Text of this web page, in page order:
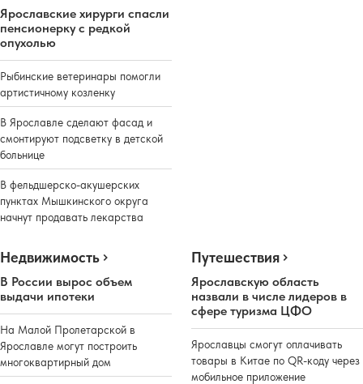
Ярославские хирурги спасли
пенсионерку с редкой
опухолью
Рыбинские ветеринары помогли
артистичному козленку
В Ярославле сделают фасад и
смонтируют подсветку в детской
больнице
В фельдшерско-акушерских
пунктах Мышкинского округа
начнут продавать лекарства
Недвижимость
В России вырос объем
выдачи ипотеки
На Малой Пролетарской в
Ярославле могут построить
многоквартирный дом
Путешествия
Ярославскую область
назвали в числе лидеров в
сфере туризма ЦФО
Ярославцы смогут оплачивать
товары в Китае по QR-коду через
мобильное приложение